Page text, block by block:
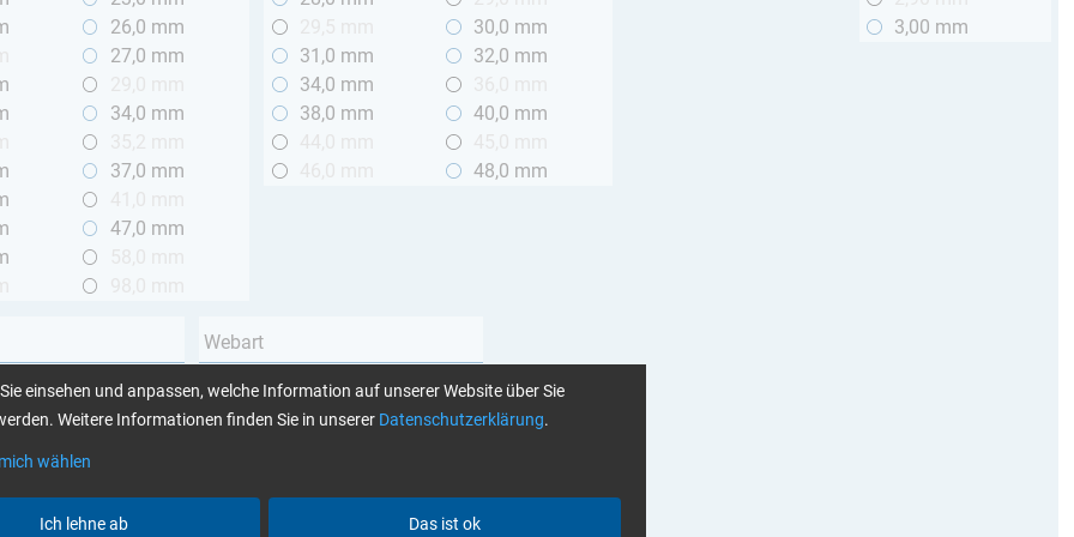
26,0 mm
27,0 mm
34,0 mm
37,0 mm
47,0 mm
30,0 mm
31,0 mm
32,0 mm
34,0 mm
38,0 mm
40,0 mm
48,0 mm
3,00 mm
Webart
einsehen und anpassen, welche Information auf unserer Website über Sie
Weitere Informationen finden Sie in unserer Datenschutzerklärung.
wählen
Ich lehne ab Das ist ok